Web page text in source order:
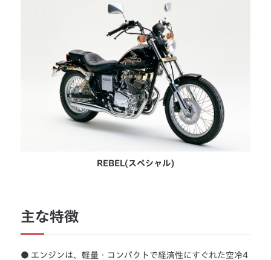
REBEL(スペシャル)
主な特徴
● エンジンは、軽量・コンパクトで経済性にすぐれた空冷4